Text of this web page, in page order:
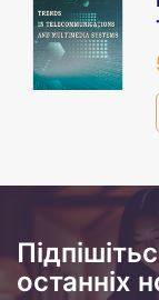
останніх